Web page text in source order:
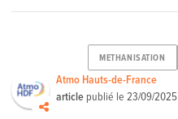
METHANISATION
Atmo Hauts-de-France
article publié le23/09/2025